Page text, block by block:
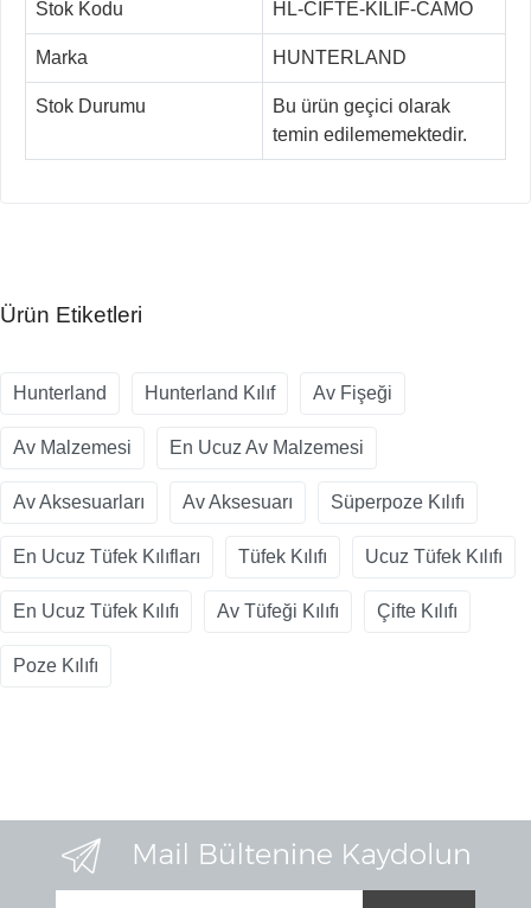
Stok Kodu HL-CIFTE-KILIF-CAMO
Marka HUNTERLAND
Stok Durumu
Bu ürün geçici olarak
temin edilememektedir.
Ürün Etiketleri
Hunterland Hunterland Kılıf Av Fişeği
Av Malzemesi En Ucuz Av Malzemesi
Av Aksesuarları Av Aksesuarı Süperpoze Kılıfı
En Ucuz Tüfek Kılıfları Tüfek Kılıfı Ucuz Tüfek Kılıfı
En Ucuz Tüfek Kılıfı Av Tüfeği Kılıfı Çifte Kılıfı
Poze Kılıfı